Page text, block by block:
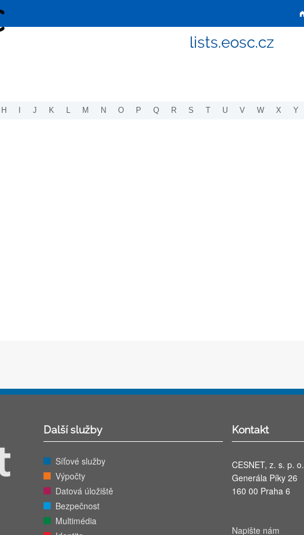
lists.eosc.cz
H J K L M N O P Q R S T U V W X Y
Další služby
Síťové služby
Výpočty
Datová úložiště
Bezpečnost
Multimédia
Kontakt
CESNET, z. s. p. o.
Generála Píky 26
160 00 Praha 6
Napište nám